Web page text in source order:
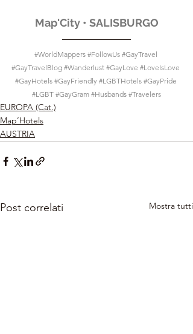
Map'City • SALISBURGO
#WorldMappers #FollowUs #GayTravel
#GayTravelBlog #Wanderlust #GayLove #LoveIsLove
#GayHotels #GayFriendly #LGBTHotels #GayPride
#LGBT #GayGram #Husbands #Travelers
EUROPA (Cat.)
Map’Hotels
AUSTRIA
Post correlati Mostra tutti